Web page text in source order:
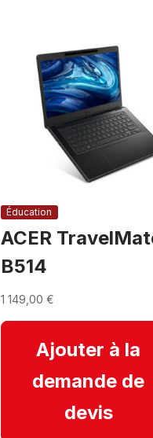
Éducation
ACER
B514
1 149,00 €
Ajouter à la
demande de
devis